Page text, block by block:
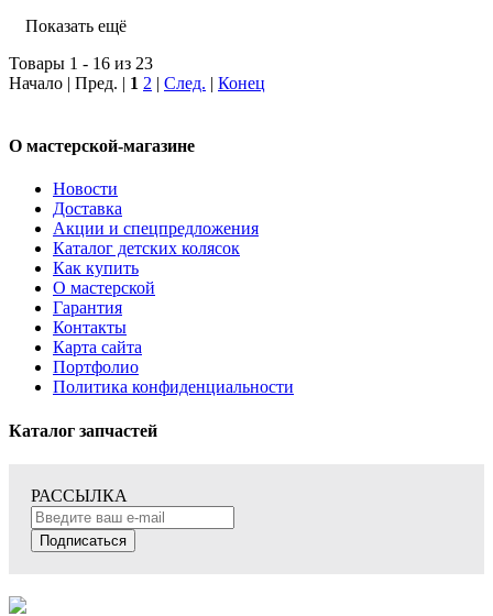
Показать ещё
Товары 1 - 16 из 23
Начало | Пред. | 1 2 | След. | Конец
О мастерской-магазине
Новости
Доставка
Акции и спецпредложения
Каталог детских колясок
Как купить
О мастерской
Гарантия
Контакты
Карта сайта
Портфолио
Политика конфиденциальности
Каталог запчастей
РАССЫЛКА
Подписаться